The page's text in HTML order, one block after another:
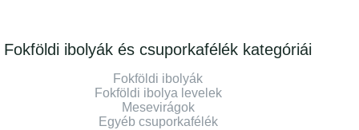
Fokföldi ibolyák és csuporkafélék kategóriái
Fokföldi ibolyák
Fokföldi ibolya levelek
Mesevirágok
Egyéb csuporkafélék